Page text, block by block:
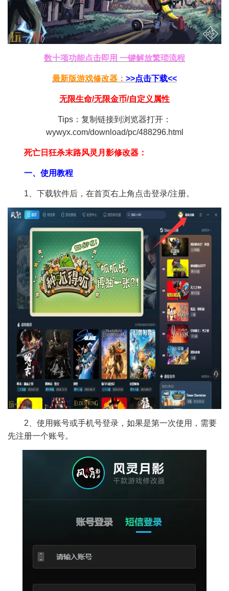
数十项功能点击即用 一键解放繁琐流程
最新版游戏修改器： >>点击下载<<
无限生命/无限金币/自定义属性
Tips：复制链接到浏览器打开：
wywyx.com/download/pc/488296.html
死亡日狂杀末路风灵月影修改器：
一、使用教程
1、下载软件后，在首页右上角点击登录/注册。
2、使用账号或手机号登录，如果是第一次使用，需要
先注册一个账号。